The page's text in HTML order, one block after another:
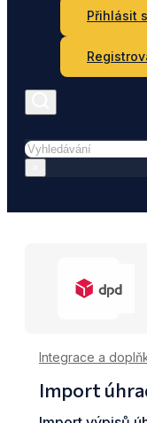
Přihlásit
Hledat
Integrace a
Import